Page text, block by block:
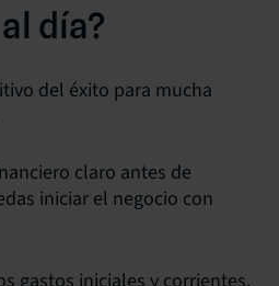
día?
del éxito para mucha
claro antes de
iniciar el negocio con